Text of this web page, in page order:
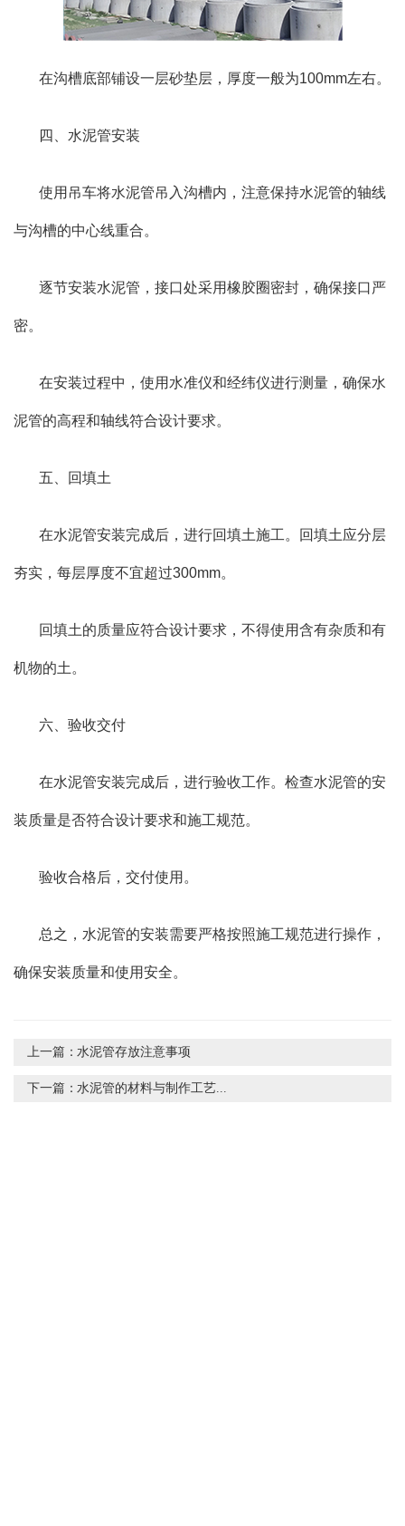
在沟槽底部铺设一层砂垫层，厚度一般为100mm左右。
四、水泥管安装
使用吊车将水泥管吊入沟槽内，注意保持水泥管的轴线
与沟槽的中心线重合。
逐节安装水泥管，接口处采用橡胶圈密封，确保接口严
密。
在安装过程中，使用水准仪和经纬仪进行测量，确保水
泥管的高程和轴线符合设计要求。
五、回填土
在水泥管安装完成后，进行回填土施工。回填土应分层
夯实，每层厚度不宜超过300mm。
回填土的质量应符合设计要求，不得使用含有杂质和有
机物的土。
六、验收交付
在水泥管安装完成后，进行验收工作。检查水泥管的安
装质量是否符合设计要求和施工规范。
验收合格后，交付使用。
总之，水泥管的安装需要严格按照施工规范进行操作，
确保安装质量和使用安全。
上一篇：水泥管存放注意事项
下一篇：水泥管的材料与制作工艺...